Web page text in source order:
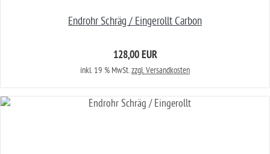
Endrohr Schräg / Eingerollt Carbon
128,00 EUR
inkl. 19 % MwSt.zzgl. Versandkosten